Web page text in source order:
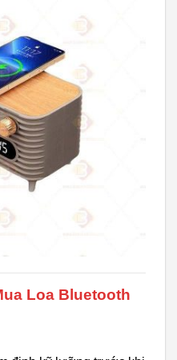
Loa Bluetooth